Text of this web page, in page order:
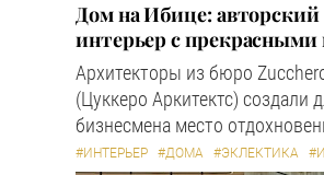
Дом на Ибице: авторский
интерьер с прекрасными
Архитекторы из бюро
(Цуккеро Аркитектс) создали
бизнесмена место
#ИНТЕРЬЕР #ДОМА #ЭКЛЕКТИКА